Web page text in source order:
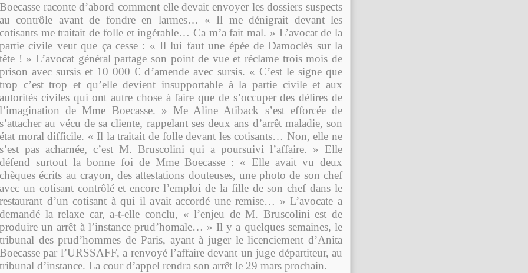
Boecasse raconte d’abord comment elle devait envoyer les dossiers suspects
au contrôle avant de fondre en larmes… « Il me dénigrait devant les
cotisants me traitait de folle et ingérable… Ca m’a fait mal. » L’avocat de la
partie civile veut que ça cesse : « Il lui faut une épée de Damoclès sur la
tête ! » L’avocat général partage son point de vue et réclame trois mois de
prison avec sursis et 10 000 € d’amende avec sursis. « C’est le signe que
trop c’est trop et qu’elle devient insupportable à la partie civile et aux
autorités civiles qui ont autre chose à faire que de s’occuper des délires de
l’imagination de Mme Boecasse. » Me Aline Atiback s’est efforcée de
s’attacher au vécu de sa cliente, rappelant ses deux ans d’arrêt maladie, son
état moral difficile. « Il la traitait de folle devant les cotisants… Non, elle ne
s’est pas acharnée, c’est M. Bruscolini qui a poursuivi l’affaire. » Elle
défend surtout la bonne foi de Mme Boecasse : « Elle avait vu deux
chèques écrits au crayon, des attestations douteuses, une photo de son chef
avec un cotisant contrôlé et encore l’emploi de la fille de son chef dans le
restaurant d’un cotisant à qui il avait accordé une remise… » L’avocate a
demandé la relaxe car, a-t-elle conclu, « l’enjeu de M. Bruscolini est de
produire un arrêt à l’instance prud’homale… » Il y a quelques semaines, le
tribunal des prud’hommes de Paris, ayant à juger le licenciement d’Anita
Boecasse par l’URSSAFF, a renvoyé l’affaire devant un juge départiteur, au
tribunal d’instance. La cour d’appel rendra son arrêt le 29 mars prochain.